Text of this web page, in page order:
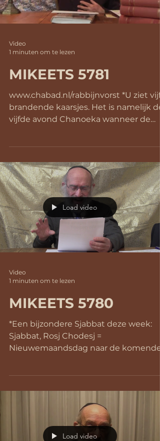
Video
1 minuten om te lezen
MIKEETS 5781
www.chabad.nl/rabbijnvorst *U ziet vijf
brandende kaarsjes. Het is namelijk de
vijfde avond Chanoeka wanneer de
Load video
Video
1 minuten om te lezen
MIKEETS 5780
*Een bijzondere Sjabbat deze week:
Sjabbat, Rosj Chodesj =
Nieuwemaandsdag naar de komende
Load video